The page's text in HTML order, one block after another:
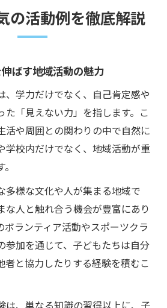
の活動例を徹底解説
ばす地域活動の魅力
、学力だけでなく、自己肯定感や
た「見えない力」を指します。こ
活や周囲との関わりの中で自然に
学校内だけでなく、地域活動が重
多様な文化や人が集まる地域で
な人と触れ合う機会が豊富にあり
ボランティア活動やスポーツクラ
参加を通じて、子どもたちは自分
者と協力したりする経験を積むこ
は、単なる知識の習得以上に、子